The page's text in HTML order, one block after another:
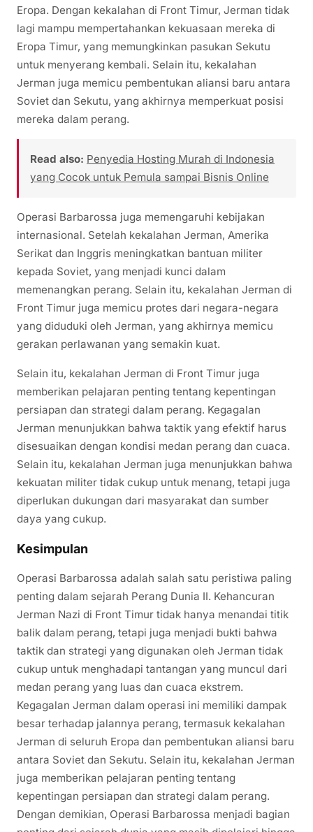
Eropa. Dengan kekalahan di Front Timur, Jerman tidak
lagi mampu mempertahankan kekuasaan mereka di
Eropa Timur, yang memungkinkan pasukan Sekutu
untuk menyerang kembali. Selain itu, kekalahan
Jerman juga memicu pembentukan aliansi baru antara
Soviet dan Sekutu, yang akhirnya memperkuat posisi
mereka dalam perang.
Read also: Penyedia Hosting Murah di Indonesia
yang Cocok untuk Pemula sampai Bisnis Online
Operasi Barbarossa juga memengaruhi kebijakan
internasional. Setelah kekalahan Jerman, Amerika
Serikat dan Inggris meningkatkan bantuan militer
kepada Soviet, yang menjadi kunci dalam
memenangkan perang. Selain itu, kekalahan Jerman di
Front Timur juga memicu protes dari negara-negara
yang diduduki oleh Jerman, yang akhirnya memicu
gerakan perlawanan yang semakin kuat.
Selain itu, kekalahan Jerman di Front Timur juga
memberikan pelajaran penting tentang kepentingan
persiapan dan strategi dalam perang. Kegagalan
Jerman menunjukkan bahwa taktik yang efektif harus
disesuaikan dengan kondisi medan perang dan cuaca.
Selain itu, kekalahan Jerman juga menunjukkan bahwa
kekuatan militer tidak cukup untuk menang, tetapi juga
diperlukan dukungan dari masyarakat dan sumber
daya yang cukup.
Kesimpulan
Operasi Barbarossa adalah salah satu peristiwa paling
penting dalam sejarah Perang Dunia II. Kehancuran
Jerman Nazi di Front Timur tidak hanya menandai titik
balik dalam perang, tetapi juga menjadi bukti bahwa
taktik dan strategi yang digunakan oleh Jerman tidak
cukup untuk menghadapi tantangan yang muncul dari
medan perang yang luas dan cuaca ekstrem.
Kegagalan Jerman dalam operasi ini memiliki dampak
besar terhadap jalannya perang, termasuk kekalahan
Jerman di seluruh Eropa dan pembentukan aliansi baru
antara Soviet dan Sekutu. Selain itu, kekalahan Jerman
juga memberikan pelajaran penting tentang
kepentingan persiapan dan strategi dalam perang.
Dengan demikian, Operasi Barbarossa menjadi bagian